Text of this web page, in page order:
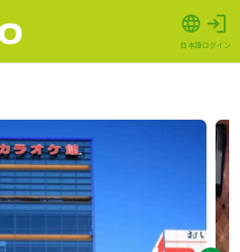
日本語ログイン